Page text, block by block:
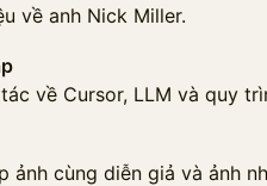
về anh Nick Miller.
về Cursor, LLM và quy
ảnh cùng diễn giả và ảnh